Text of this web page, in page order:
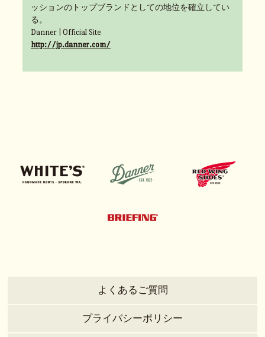
ッションのトップブランドとしての地位を確立してい
る。
Danner | Official Site
http://jp.danner.com/
よくあるご質問
プライバシーポリシー